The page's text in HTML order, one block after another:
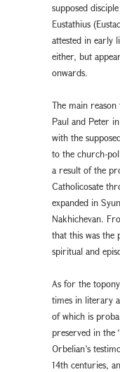
supposed
Eustathius
attested in early
either, but
onwards.
The main
Paul and Peter
with the
to the church-
a result of the
Catholicosate
expanded in
Nakhichevan.
that this was the
spiritual and
As for the
times in literary
of which is
preserved in the
Orbelian’s
14th centuries,